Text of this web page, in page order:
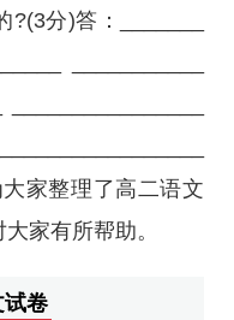
分)答：_______
大家整理了高二语文
家有所帮助。
试卷